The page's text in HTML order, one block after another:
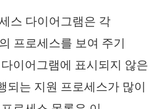
스 다이어그램은 각
프로세스를 보여 주기
이어그램에 표시되지 않은
되는 지원 프로세스가 많이